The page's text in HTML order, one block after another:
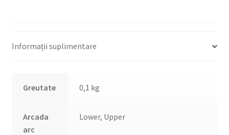
Informații suplimentare
Greutate 0,1 kg
Arcada
arc
Lower, Upper